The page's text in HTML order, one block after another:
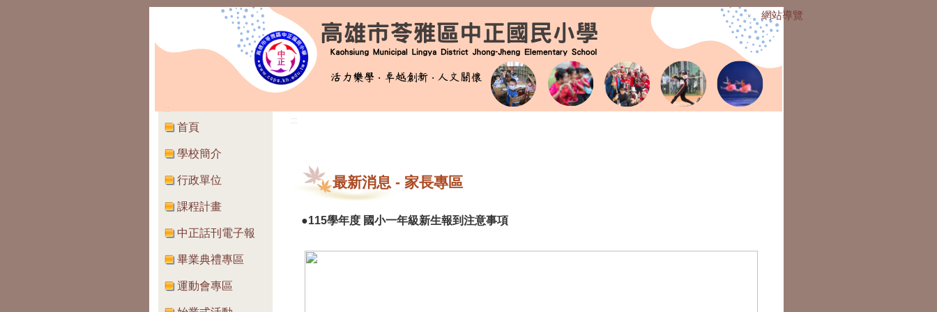
::: 網站導覽
:::
首頁
學校簡介
行政單位
課程計畫
中正話刊電子報
畢業典禮專區
運動會專區
:::
最新消息 - 家長專區
●115學年度 國小一年級新生報到注意事項